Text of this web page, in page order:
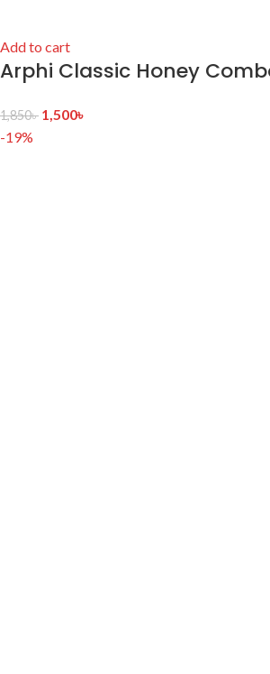
Add to cart
Arphi Classic Honey Combo
1,850৳ 1,500৳
-19%